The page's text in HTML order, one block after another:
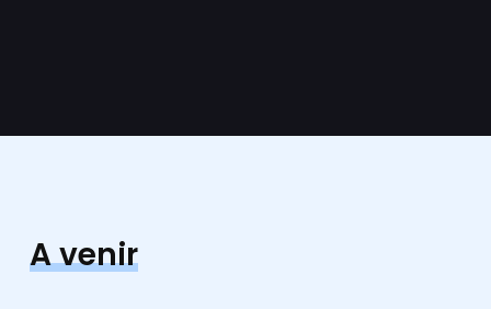
A venir